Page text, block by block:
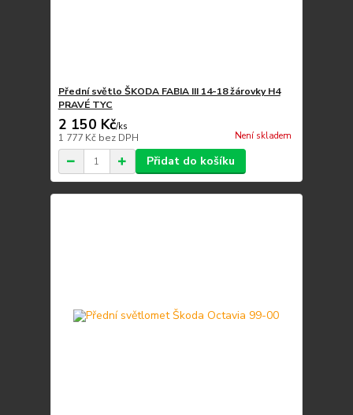
Přední světlo ŠKODA FABIA III 14-18 žárovky H4
PRAVÉ TYC
2 150 Kč/ks
1 777 Kč bez DPH Není skladem
Přidat do košíku